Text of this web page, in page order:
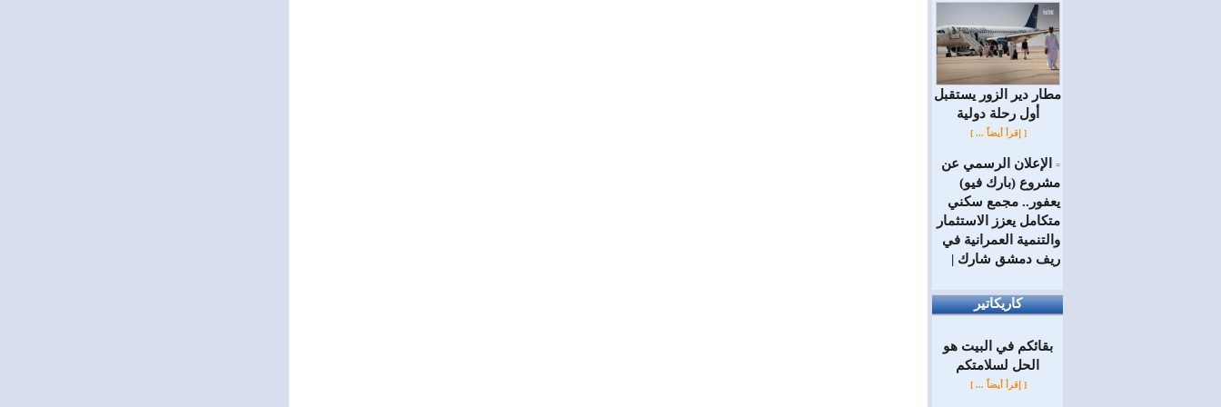
مطار دير الزور يستقبل
أول رحلة دولية
[ إقرأ أيضاً ... ]
=
الإعلان الرسمي عن
مشروع (بارك فيو)
يعفور.. مجمع سكني
متكامل يعزز الاستثمار
والتنمية العمرانية في
ريف دمشق شارك |
كاريكاتير
بقائكم في البيت هو
الحل لسلامتكم
[ إقرأ أيضاً ... ]